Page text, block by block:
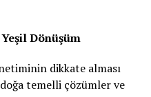
Dönüşüm
dikkate alması
temelli çözümler ve